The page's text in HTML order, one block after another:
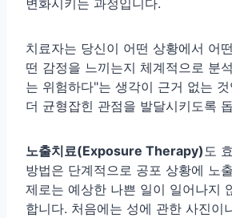
변화시키는 과정입니다.
치료자는 당신이 어떤 상황에서 어
떤 감정을 느끼는지 체계적으로 분
는 위험하다"는 생각이 근거 없는
더 균형잡힌 관점을 발달시키도록
노출치료(Exposure Therapy)도
방법은 단계적으로 공포 상황에 노
제로는 예상한 나쁜 일이 일어나지
합니다. 처음에는 성에 관한 사진이